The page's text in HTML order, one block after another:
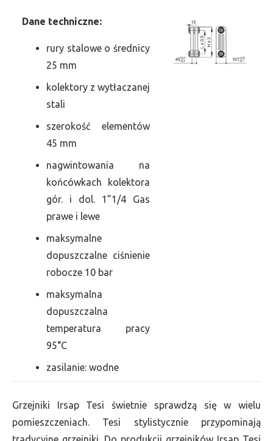
Dane techniczne:
rury stalowe o średnicy
25 mm
kolektory z wytłaczanej
stali
szerokość elementów
45 mm
nagwintowania na
końcówkach kolektora
gór. i dol. 1”1/4 Gas
prawe i lewe
maksymalne
dopuszczalne ciśnienie
robocze 10 bar
maksymalna
dopuszczalna
temperatura pracy
95°C
zasilanie: wodne
Grzejniki Irsap Tesi świetnie sprawdzą się w wielu
pomieszczeniach. Tesi stylistycznie przypominają